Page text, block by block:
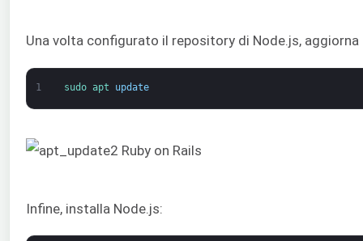
Una volta configurato il repository di Node.js,
1 sudo apt update
Infine, installa Node.js: